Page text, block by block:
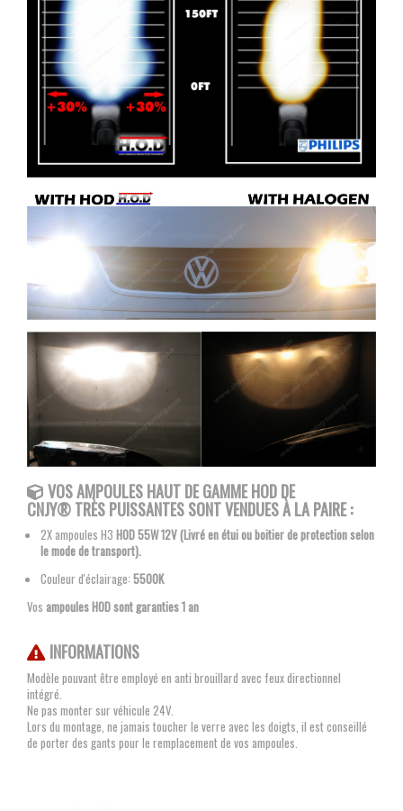
VOS AMPOULESHAUT DE GAMME HOD DE
CNJY®TRÈS PUISSANTES SONT VENDUES À LA PAIRE :
2X ampoules H3 HOD 55W 12V (Livré en étui ou boitier de protection selon
le mode de transport).
Couleur d'éclairage: 5500K
Vos ampoules HOD sont garanties 1 an
INFORMATIONS
Modèle pouvant être employé en anti brouillard avec feux directionnel
intégré.
Ne pas monter sur véhicule 24V.
Lors du montage, ne jamais toucher le verre avec les doigts, il est conseillé
de porter des gants pour le remplacement de vos ampoules.